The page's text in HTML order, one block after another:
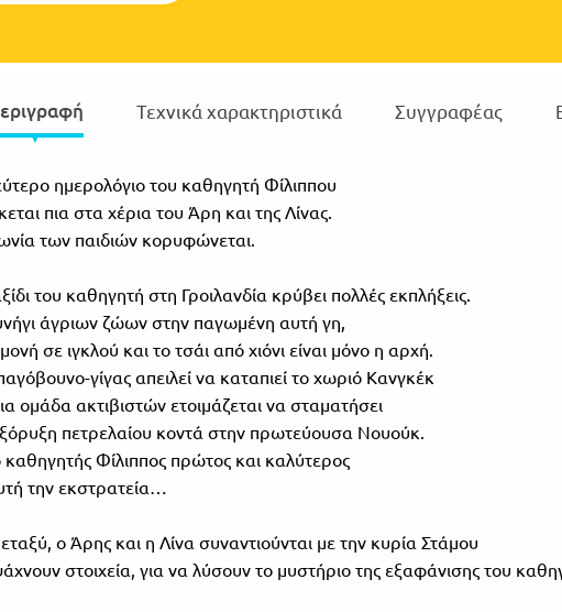
Τεχνικά χαρακτηριστικά Συγγραφέας
ημερολόγιο του καθηγητή Φίλιππου
πια στα χέρια του Άρη και της Λίνας.
των παιδιών κορυφώνεται.
του καθηγητή στη Γροιλανδία κρύβει πολλές εκπλήξεις.
άγριων ζώων στην παγωμένη αυτή γη,
σε ιγκλού και το τσάι από χιόνι είναι μόνο η αρχή.
γίγας απειλεί να καταπιεί το χωριό Κανγκέκ
ομάδα ακτιβιστών ετοιμάζεται να σταματήσει
πετρελαίου κοντά στην πρωτεύουσα Νουούκ.
καθηγητής Φίλιππος πρώτος και καλύτερος
την εκστρατεία…
ο Άρης και η Λίνα συναντιούνται με την κυρία Στάμου
στοιχεία, για να λύσουν το μυστήριο της εξαφάνισης του